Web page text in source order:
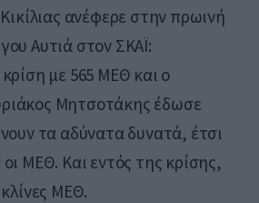
ανέφερε στην πρωινή
Αυτιά στον ΣΚΑΪ:
με 565 ΜΕΘ και ο
Μητσοτάκης έδωσε
τα αδύνατα δυνατά, έτσι
ΜΕΘ. Και εντός της κρίσης,
ΜΕΘ.